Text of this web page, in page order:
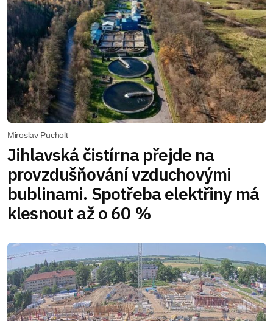
Miroslav Pucholt
Jihlavská čistírna přejde na
provzdušňování vzduchovými
bublinami. Spotřeba elektřiny má
klesnout až o 60 %